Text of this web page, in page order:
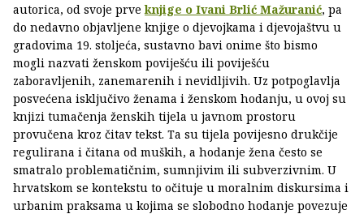
autorica, od svoje prveknjige o Ivani Brlić Mažuranić, pa
do nedavno objavljene knjige o djevojkama i djevojaštvu u
gradovima 19. stoljeća, sustavno bavi onime što bismo
mogli nazvati ženskom poviješću ili poviješću
zaboravljenih, zanemarenih i nevidljivih. Uz potpoglavlja
posvećena isključivo ženama i ženskom hodanju, u ovoj su
knjizi tumačenja ženskih tijela u javnom prostoru
provučena kroz čitav tekst. Ta su tijela povijesno drukčije
regulirana i čitana od muških, a hodanje žena često se
smatralo problematičnim, sumnjivim ili subverzivnim. U
hrvatskom se kontekstu to očituje u moralnim diskursima i
urbanim praksama u kojima se slobodno hodanje povezuje